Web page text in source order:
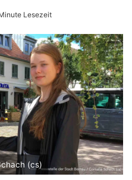
Lesezeit
(cs)